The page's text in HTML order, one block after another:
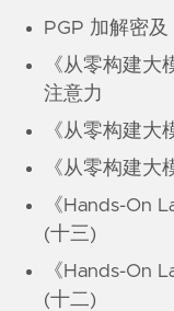
PGP 加解密
《从零构建
注意力
《从零构建大
《从零构建大
《Hands-On
(十三)
《Hands-On
(十二)